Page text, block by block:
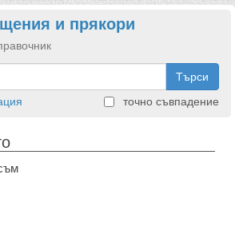
и прякори
Търси
точно съвпадение